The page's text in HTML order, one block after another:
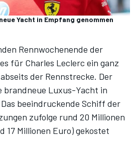
Yacht in Empfang genommen
Rennwochenende der
für Charles Leclerc ein ganz
der Rennstrecke. Der
brandneue Luxus-Yacht in
beeindruckende Schiff der
zufolge rund 20 Millionen
17 Millionen Euro) gekostet